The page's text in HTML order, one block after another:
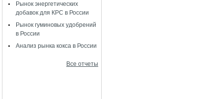
Рынок энергетических
добавок для КРС в России
Рынок гуминовых удобрений
в России
Анализ рынка кокса в России
Все отчеты